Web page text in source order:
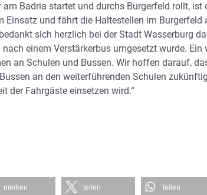
Badria startet und durchs Burgerfeld rollt, ist
Einsatz und fährt die Haltestellen im Burgerfeld
sich herzlich bei der Stadt Wasserburg
einem Verstärkerbus umgesetzt wurde. Ein
an Schulen und Bussen. Wir hoffen darauf,
an den weiterführenden Schulen
der Fahrgäste einsetzen wird.“
merken teilen teilen